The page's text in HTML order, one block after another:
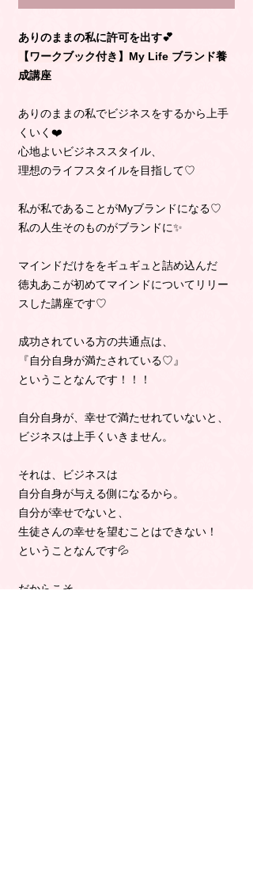
ありのままの私に許可を出す💕
【ワークブック付き】My Life ブランド養
成講座
ありのままの私でビジネスをするから上手
くいく❤️
心地よいビジネススタイル、
理想のライフスタイルを目指して♡
私が私であることがMyブランドになる♡
私の人生そのものがブランドに✨
マインドだけををギュギュと詰め込んだ
徳丸あこが初めてマインドについてリリー
スした講座です♡
成功されている方の共通点は、
『自分自身が満たされている♡』
ということなんです！！！
自分自身が、幸せで満たせれていないと、
ビジネスは上手くいきません。
それは、ビジネスは
自分自身が与える側になるから。
自分が幸せでないと、
生徒さんの幸せを望むことはできない！
ということなんです💦
だからこそ、